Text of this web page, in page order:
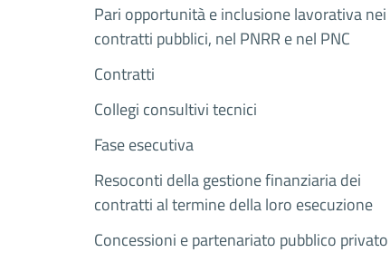
Pari opportunità e inclusione lavorativa nei
contratti pubblici, nel PNRR e nel PNC
Contratti
Collegi consultivi tecnici
Fase esecutiva
Resoconti della gestione finanziaria dei
contratti al termine della loro esecuzione
Concessioni e partenariato pubblico privato